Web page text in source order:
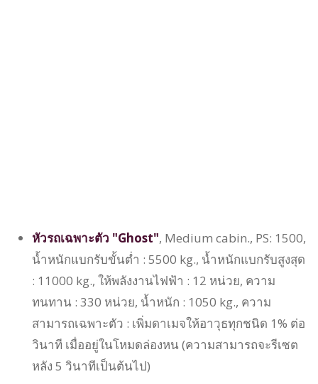
หัวรถเฉพาะตัว "Ghost", Medium cabin., PS: 1500,
น้ำหนักแบกรับขั้นต่ำ : 5500 kg., น้ำหนักแบกรับสูงสุด
: 11000 kg., ให้พลังงานไฟฟ้า : 12 หน่วย, ความ
ทนทาน : 330 หน่วย, น้ำหนัก : 1050 kg., ความ
สามารถเฉพาะตัว : เพิ่มดาเมจให้อาวุธทุกชนิด 1% ต่อ
วินาที เมื่ออยู่ในโหมดล่องหน (ความสามารถจะรีเซต
หลัง 5 วินาทีเป็นต้นไป)